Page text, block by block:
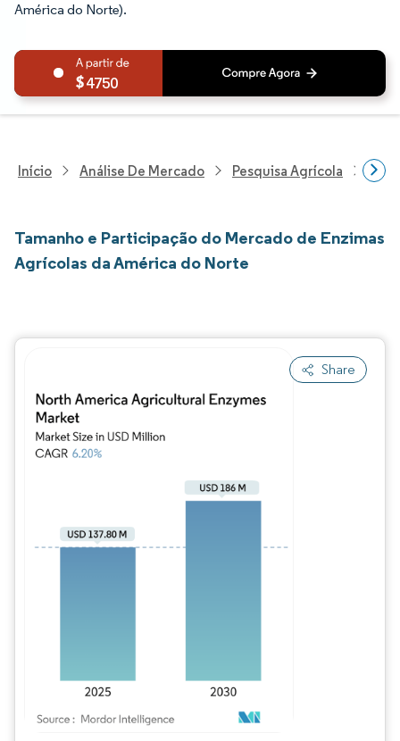
América do Norte).
4750
Início Análise De Mercado Pesquisa Agrícola
Tamanho e Participação do Mercado de Enzimas
Agrícolas da América do Norte
Share